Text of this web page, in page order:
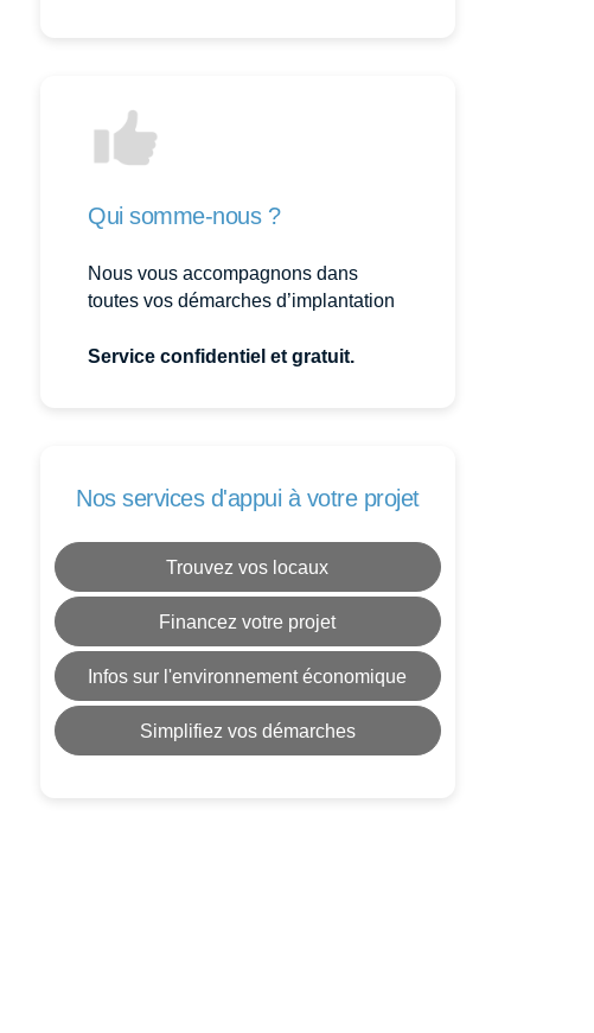
Qui somme-nous ?
Nous vous accompagnons dans
toutes vos démarches d’implantation
Service confidentiel et gratuit.
Nos services d'appui à votre projet
Trouvez vos locaux
Financez votre projet
Infos sur l'environnement économique
Simplifiez vos démarches